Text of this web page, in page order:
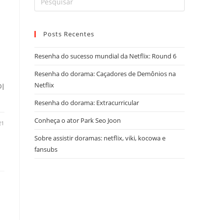
Posts Recentes
Resenha do sucesso mundial da Netflix: Round 6
Resenha do dorama: Caçadores de Demônios na
Netflix
Resenha do dorama: Extracurricular
Conheça o ator Park Seo Joon
Sobre assistir doramas: netflix, viki, kocowa e
fansubs